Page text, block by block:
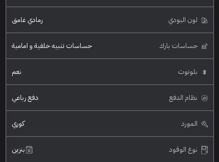
لون البودي رمادي غامق
حساسات بارك حساسات تنبيه خلفية و امامية
بلوتوث نعم
نظام الدفع دفع رباعي
المورد كوري
نوع الوقود بنزين